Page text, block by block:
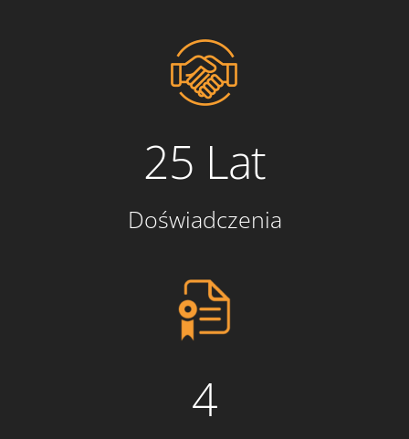
25 Lat
Doświadczenia
4